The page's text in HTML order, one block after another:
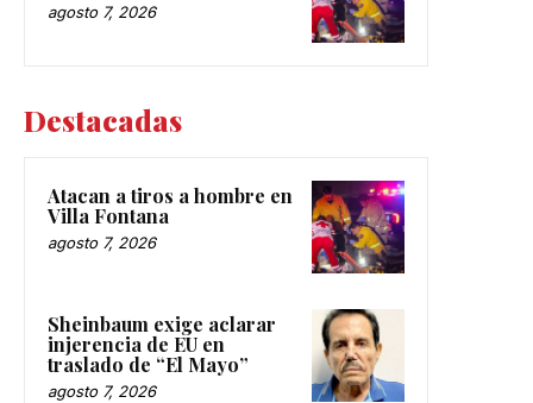
agosto 7, 2026
Destacadas
Atacan a tiros a hombre en
Villa Fontana
agosto 7, 2026
Sheinbaum exige aclarar
injerencia de EU en
traslado de “El Mayo”
agosto 7, 2026